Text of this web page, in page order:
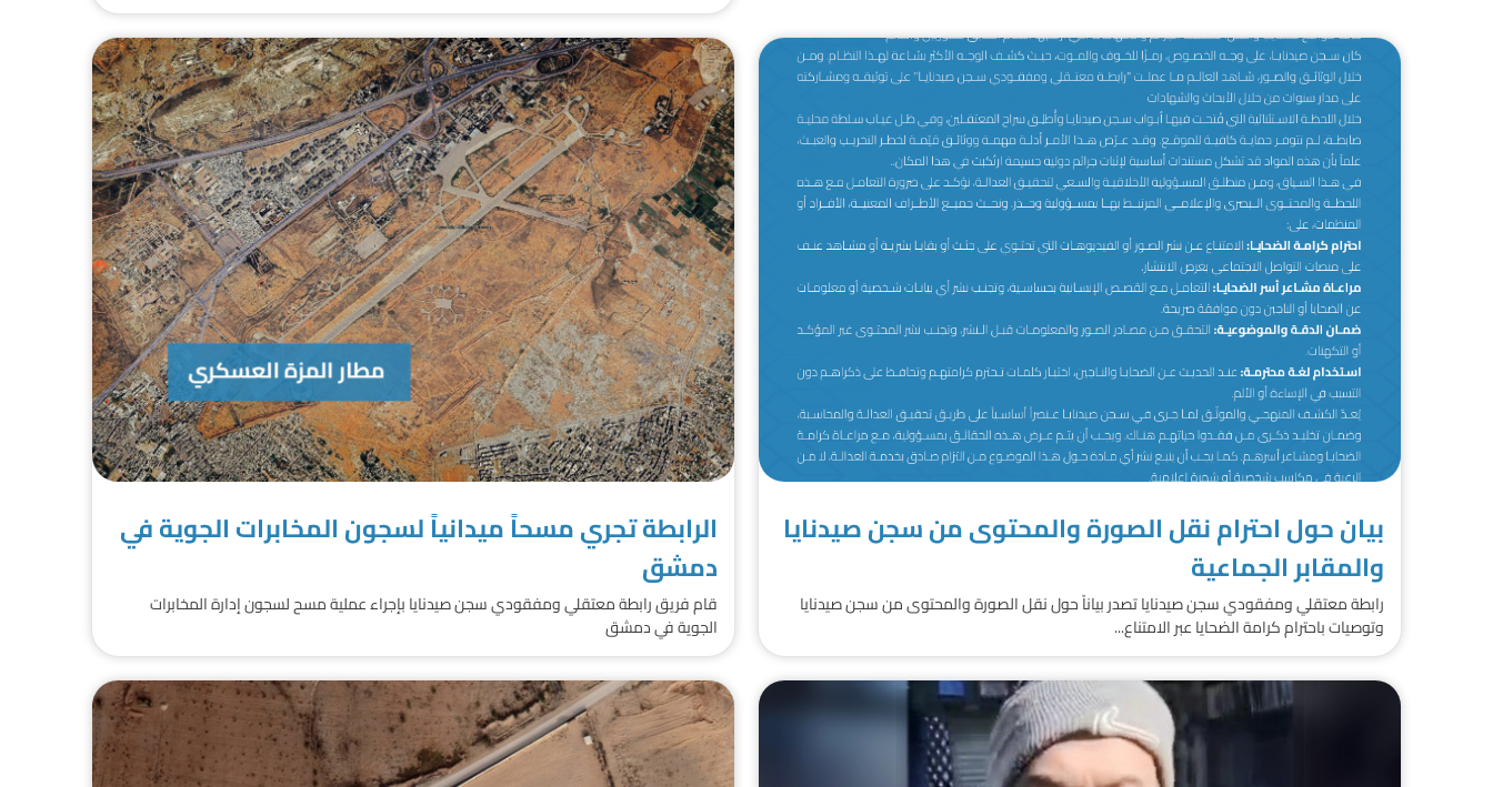
بيان حول احترام نقل الصورة والمحتوى من سجن صيدنايا
والمقابر الجماعية
رابطة معتقلي ومفقودي سجن صيدنايا تصدر بياناً حول نقل الصورة والمحتوى من سجن صيدنايا
وتوصيات باحترام كرامة الضحايا عبر الامتناع...
الرابطة تجري مسحاً ميدانياً لسجون المخابرات الجوية في
دمشق
قام فريق رابطة معتقلي ومفقودي سجن صيدنايا بإجراء عملية مسح لسجون إدارة المخابرات
الجوية في دمشق